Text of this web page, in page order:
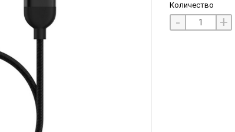
Количество
- +